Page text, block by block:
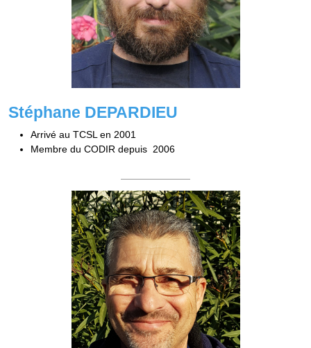
Stéphane DEPARDIEU
Arrivé au TCSL en 2001
Membre du CODIR depuis 2006